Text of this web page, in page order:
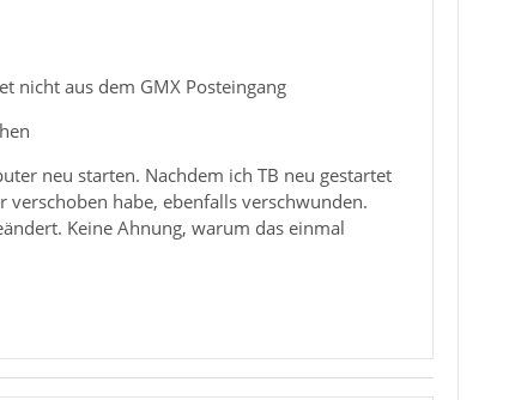
nicht aus dem GMX Posteingang
neu starten. Nachdem ich TB neu gestartet
verschoben habe, ebenfalls verschwunden.
Keine Ahnung, warum das einmal